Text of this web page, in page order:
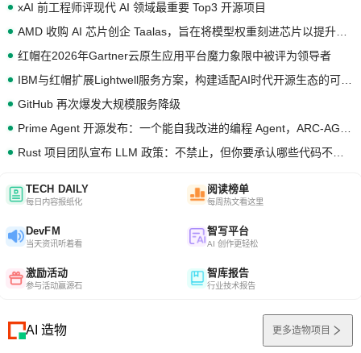
xAI 前工程师评现代 AI 领域最重要 Top3 开源项目
红帽在2026年Gartner云原生应用平台魔力象限中被评为领导者
GitHub 再次爆发大规模服务降级
TECH DAILY
每日内容报纸化
阅读榜单
每周热文看这里
DevFM
当天资讯听着看
智写平台
AI 创作更轻松
激励活动
参与活动赢源石
智库报告
行业技术报告
AI 造物 更多造物项目